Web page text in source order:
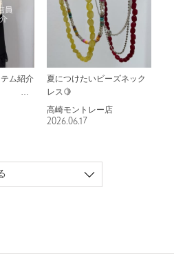
ム紹介
夏につけたいビーズネック
レス🍋
高崎モントレー店
2026.06.17